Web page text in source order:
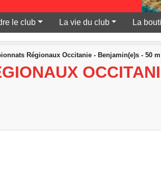
le club La vie du club La
Régionaux Occitanie - Benjamin(e)s - 50 m